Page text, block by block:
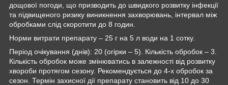
дощової погоди, що призводить до швидкого розвитку інфекції
та підвищеного ризику виникнення захворювань, інтервал між
обробками слід скоротити до 8 годин.
Норми витрати препарату – 25 г на 5 л води на 1 сотку.
Період очікування (днів): 20 (огірки – 5). Кількість обробок – 3.
Кількість обробок може змінюватись в залежності від розвитку
хвороби протягом сезону. Рекомендується до 4-х обробок за
сезон. Термін захисної дії препарату становить від 10 до 30